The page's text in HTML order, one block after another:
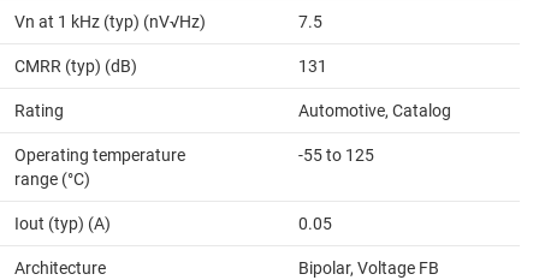
Vn at 1 kHz (typ) (nV√Hz) 7.5
CMRR (typ) (dB) 131
Rating Automotive, Catalog
Operating temperature
range (°C)
-55 to 125
Iout (typ) (A) 0.05
Architecture Bipolar, Voltage FB